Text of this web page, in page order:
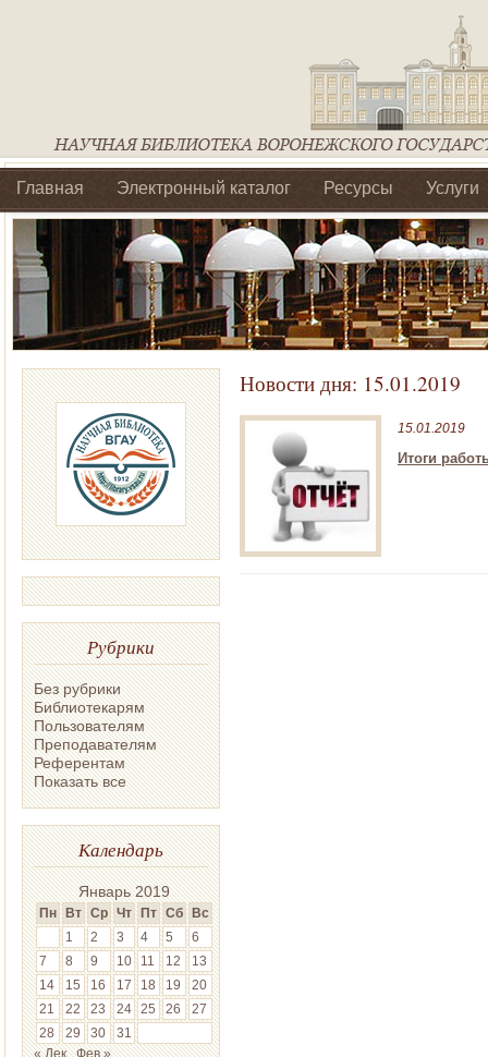
Главная Электронный каталог Ресурсы Услуги
Библиотеки регионального отделения Ассоциации
Рубрики
Без рубрики
Библиотекарям
Пользователям
Преподавателям
Референтам
Показать все
Календарь
Январь 2019
Пн Вт Ср Чт Пт Сб Вс
1
2 3 4 5
6
7
8 9 10 11 12
13
14
15 16 17 18 19
20
21
22 23 24 25 26
27
28
29 30
31
« Дек
Фев »
Новости дня: 15.01.2019
15.01.2019
Итоги